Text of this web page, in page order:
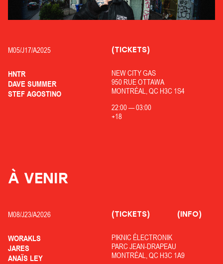
M05/J17/A2025
HNTR
DAVE SUMMER
STEF AGOSTINO
NEW CITY GAS
950 RUE OTTAWA
MONTRÉAL, QC H3C 1S4
22:00—03:00
+18
(TICKETS)
À VENIR
M08/J23/A2026
WORAKLS
JARES
ANAÏS LEY
PIKNIC ÉLECTRONIK
PARC JEAN-DRAPEAU
MONTRÉAL, QC H3C 1A9
(TICKETS) (INFO)